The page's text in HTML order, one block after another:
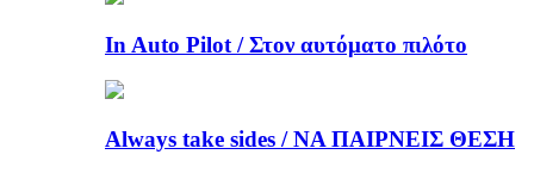
In Auto Pilot / Στον αυτόματο πιλότο
Always take sides / ΝΑ ΠΑΙΡΝΕΙΣ ΘΕΣΗ